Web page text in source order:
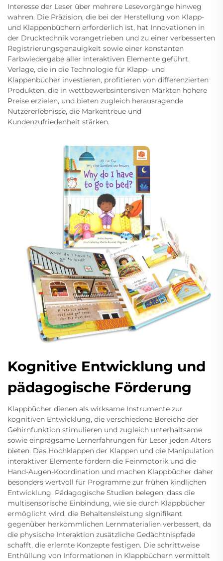
Interesse der Leser über mehrere Lesevorgänge hinweg
wahren. Die Präzision, die bei der Herstellung von Klapp-
und Klappenbüchern erforderlich ist, hat Innovationen in
der Drucktechnik vorangetrieben und zu einer verbesserten
Registrierungsgenauigkeit sowie einer konstanten
Farbwiedergabe aller interaktiven Elemente geführt.
Verlage, die in die Technologie für Klapp- und
Klappenbücher investieren, profitieren von differenzierten
Produkten, die in wettbewerbsintensiven Märkten höhere
Preise erzielen, und bieten zugleich herausragende
Nutzererlebnisse, die Markentreue und
Kundenzufriedenheit stärken.
Kognitive Entwicklung und
pädagogische Förderung
Klappbücher dienen als wirksame Instrumente zur
kognitiven Entwicklung, die verschiedene Bereiche der
Gehirnfunktion stimulieren und zugleich unterhaltsame
sowie einprägsame Lernerfahrungen für Leser jeden Alters
bieten. Das Hochklappen der Klappen und die Manipulation
interaktiver Elemente fördern die Feinmotorik und die
Hand-Augen-Koordination und machen Klappbücher daher
besonders wertvoll für Programme zur frühen kindlichen
Entwicklung. Pädagogische Studien belegen, dass die
multisensorische Einbindung, wie sie durch Klappbücher
ermöglicht wird, die Behaltensleistung signifikant
gegenüber herkömmlichen Lernmaterialien verbessert, da
die physische Interaktion zusätzliche Gedächtnispfade
schafft, die erlernte Konzepte festigen. Die schrittweise
Enthüllung von Informationen in Klappbüchern vermittelt